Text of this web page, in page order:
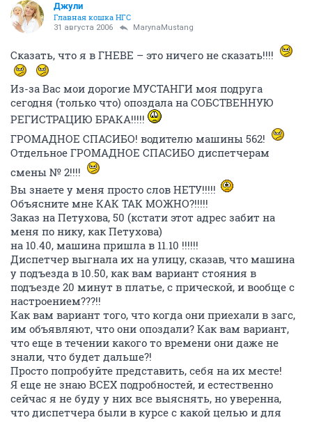
Джули
Главная кошка НГС
31 августа 2006 MarynaMustang
Сказать, что я в ГНЕВЕ – это ничего не сказать!!!!
Из-за Вас мои дорогие МУСТАНГИ моя подруга
сегодня (только что) опоздала на СОБСТВЕННУЮ
РЕГИСТРАЦИЮ БРАКА!!!!!
ГРОМАДНОЕ СПАСИБО! водителю машины 562!
Отдельное ГРОМАДНОЕ СПАСИБО диспетчерам
смены № 2!!!!
Вы знаете у меня просто слов НЕТУ!!!!!
Объясните мне КАК ТАК МОЖНО?!!!!!
Заказ на Петухова, 50 (кстати этот адрес забит на
меня по нику, как Петухова)
на 10.40, машина пришла в 11.10 !!!!!!
Диспетчер выгнала их на улицу, сказав, что машина
у подъезда в 10.50, как вам вариант стояния в
подъезде 20 минут в платье, с прической, и вообще с
настроением???!!
Как вам вариант того, что когда они приехали в загс,
им объявляют, что они опоздали? Как вам вариант,
что еще в течении какого то времени они даже не
знали, что будет дальше?!
Просто попробуйте представить, себя на их месте!
Я еще не знаю ВСЕХ подробностей, и естественно
сейчас я не буду у них все выяснять, но уверенна,
что диспетчера были в курсе с какой целью и для